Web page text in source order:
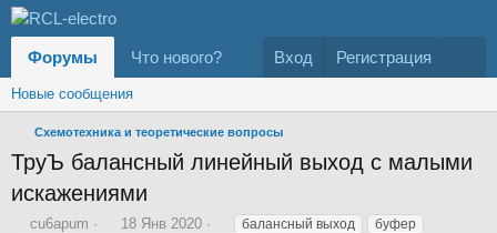
Форумы Что нового? Вход Регистрация
Новые сообщения
Схемотехника и теоретические вопросы
ТруЪ балансный линейный выход с малыми
искажениями
А
cu6apum
Д
18 Янв 2020 балансный выход
буфер